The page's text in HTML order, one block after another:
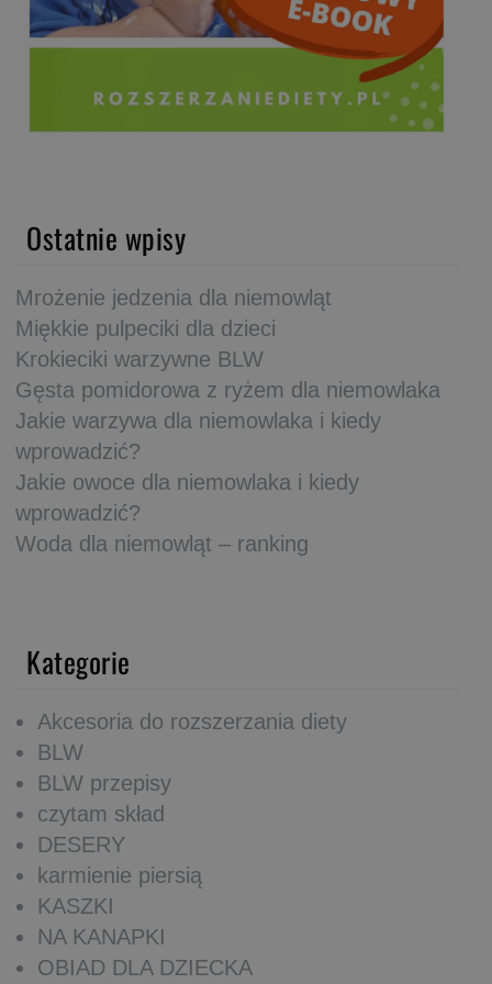
Ostatnie wpisy
Mrożenie jedzenia dla niemowląt
Miękkie pulpeciki dla dzieci
Krokieciki warzywne BLW
Gęsta pomidorowa z ryżem dla niemowlaka
Jakie warzywa dla niemowlaka i kiedy
wprowadzić?
Jakie owoce dla niemowlaka i kiedy
wprowadzić?
Woda dla niemowląt – ranking
Kategorie
Akcesoria do rozszerzania diety
BLW
BLW przepisy
czytam skład
DESERY
karmienie piersią
KASZKI
NA KANAPKI
OBIAD DLA DZIECKA